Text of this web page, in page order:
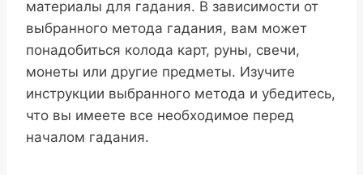
материалы для гадания. В зависимости от
выбранного метода гадания, вам может
понадобиться колода карт, руны, свечи,
монеты или другие предметы. Изучите
инструкции выбранного метода и убедитесь,
что вы имеете все необходимое перед
началом гадания.